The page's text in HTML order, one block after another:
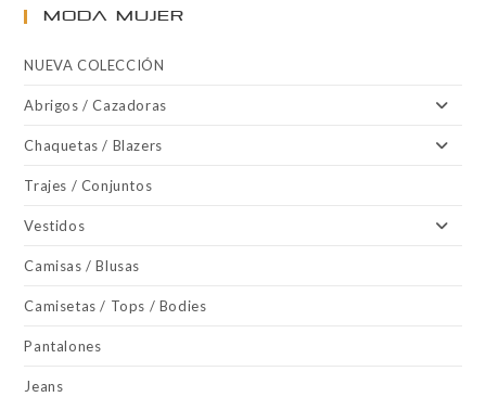
MODA MUJER
NUEVA COLECCIÓN
Abrigos / Cazadoras
Chaquetas / Blazers
Trajes / Conjuntos
Vestidos
Camisas / Blusas
Camisetas / Tops / Bodies
Pantalones
Jeans